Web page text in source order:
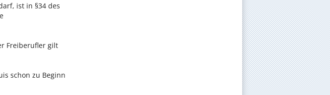
ist in §34 des
Freiberufler gilt
schon zu Beginn